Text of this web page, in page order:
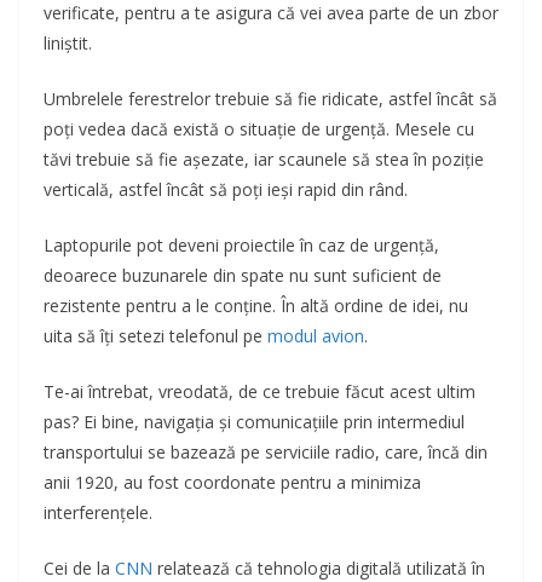
verificate, pentru a te asigura că vei avea parte de un zbor
liniștit.
Umbrelele ferestrelor trebuie să fie ridicate, astfel încât să
poți vedea dacă există o situație de urgență. Mesele cu
tăvi trebuie să fie așezate, iar scaunele să stea în poziție
verticală, astfel încât să poți ieși rapid din rând.
Laptopurile pot deveni proiectile în caz de urgență,
deoarece buzunarele din spate nu sunt suficient de
rezistente pentru a le conține. În altă ordine de idei, nu
uita să îți setezi telefonul pe modul avion.
Te-ai întrebat, vreodată, de ce trebuie făcut acest ultim
pas? Ei bine, navigația și comunicațiile prin intermediul
transportului se bazează pe serviciile radio, care, încă din
anii 1920, au fost coordonate pentru a minimiza
interferențele.
Cei de la CNN relatează că tehnologia digitală utilizată în